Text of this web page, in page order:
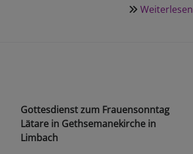
Weiterlesen
Gottesdienst zum Frauensonntag
Lätare in Gethsemanekirche in
Limbach